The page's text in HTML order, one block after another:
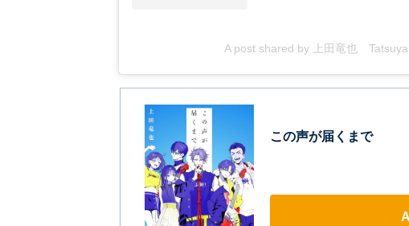
A post shared by 上田竜也
この声が届くまで